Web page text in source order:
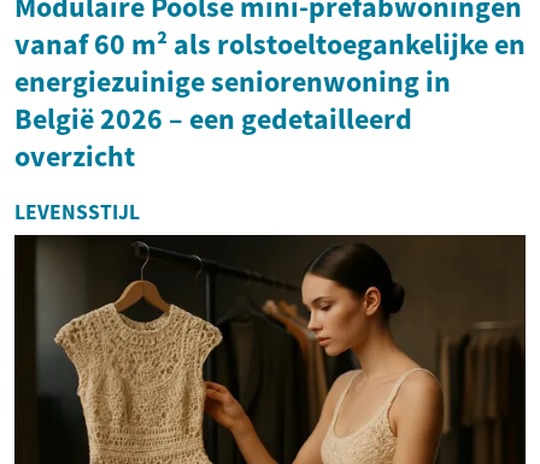
vanaf 60 m² als rolstoeltoegankelijke en
energiezuinige seniorenwoning in
België 2026 – een gedetailleerd
overzicht
LEVENSSTIJL